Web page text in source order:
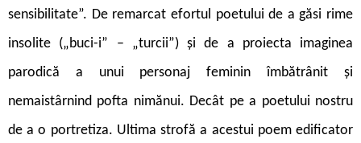
sensibilitate”. De remarcat efortul poetului de a găsi rime
insolite („buci-i” – „turcii”) și de a proiecta imaginea
parodică a unui personaj feminin îmbătrânit și
nemaistârnind pofta nimănui. Decât pe a poetului nostru
de a o portretiza. Ultima strofă a acestui poem edificator